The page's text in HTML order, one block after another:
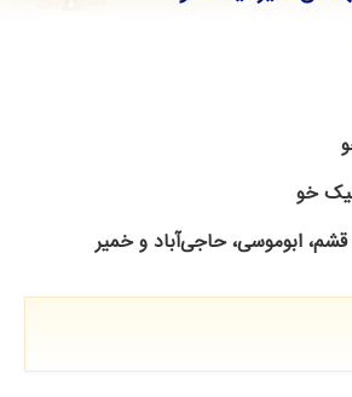
خو
قشم، ابوموسی، حاجی‌آباد و خمیر